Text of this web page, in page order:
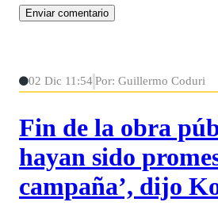
02 Dic 11:54Por: Guillermo Coduri
Fin de la obra
hayan sido
campaña’, dijo